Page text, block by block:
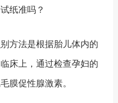
纸准吗？
法是根据胎儿体内的
床上，通过检查孕妇的
膜促性腺激素。